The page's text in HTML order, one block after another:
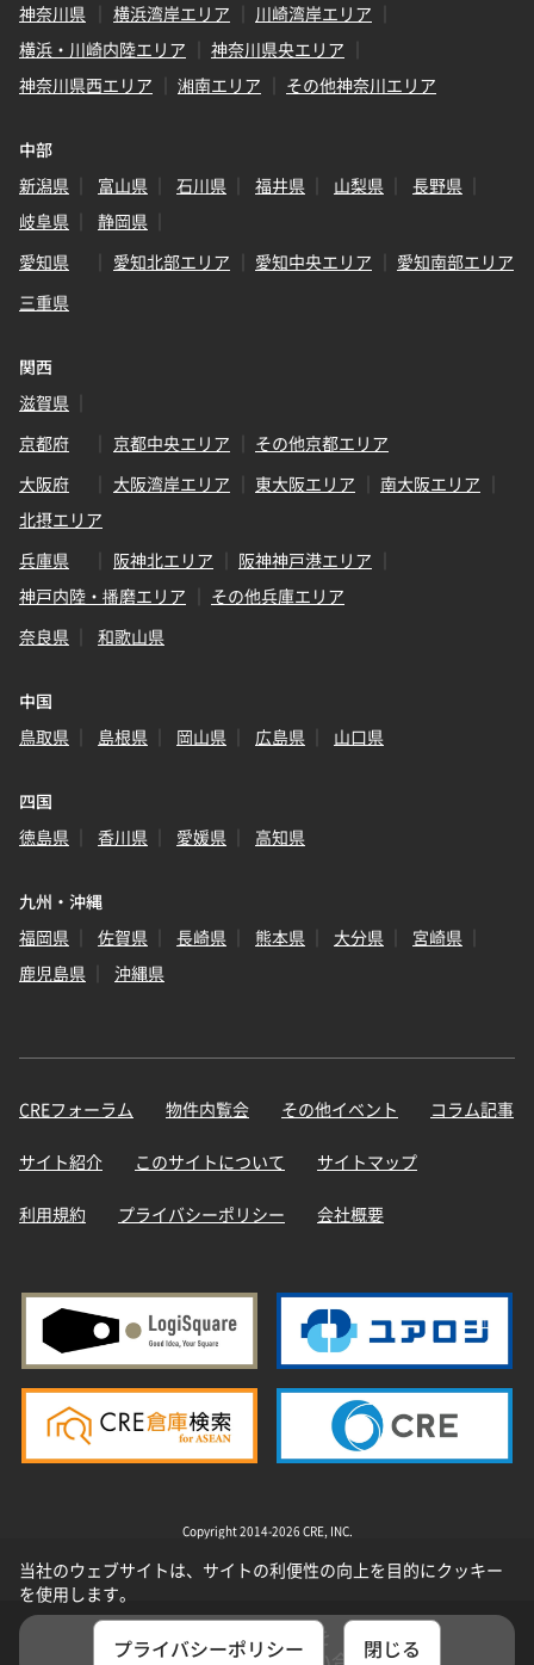
選択した物件を
神奈川県
横浜湾岸エリア
川崎湾岸エリア
横浜・川崎内陸エリア
神奈川県央エリア
神奈川県西エリア
湘南エリア その他神奈川エリア
中部
新潟県
富山県 石川県 福井県 山梨県
長野県
岐阜県
静岡県
愛知県
愛知北部エリア 愛知中央エリア
愛知南部エリア
三重県
関西
滋賀県
京都府
京都中央エリア
その他京都エリア
大阪府
大阪湾岸エリア 東大阪エリア
南大阪エリア
北摂エリア
兵庫県
阪神北エリア
阪神神戸港エリア
神戸内陸・播磨エリア
その他兵庫エリア
奈良県
和歌山県
中国
鳥取県
島根県 岡山県 広島県 山口県
四国
徳島県
香川県 愛媛県 高知県
九州・沖縄
福岡県
佐賀県 長崎県 熊本県 大分県
宮崎県
鹿児島県
沖縄県
CREフォーラム 物件内覧会 その他イベント コラム記事
サイト紹介 このサイトについて サイトマップ
利用規約 プライバシーポリシー 会社概要
Copyright 2014-2026 CRE, INC.
当社のウェブサイトは、サイトの利便性の向上を目的にクッキー
を使用します。
プライバシーポリシー 閉じる